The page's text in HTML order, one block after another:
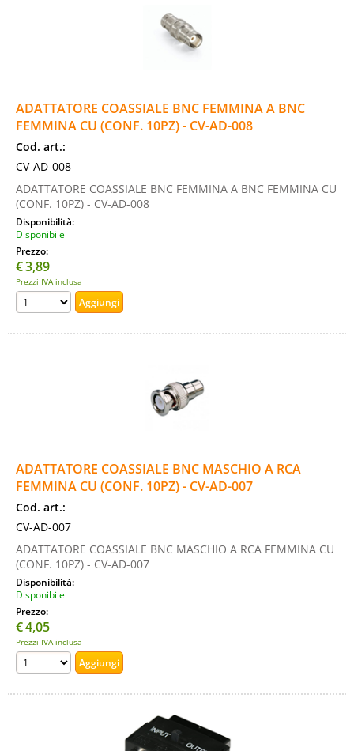
ADATTATORE COASSIALE BNC FEMMINA A BNC
FEMMINA CU (CONF. 10PZ) - CV-AD-008
Cod. art.:
CV-AD-008
ADATTATORE COASSIALE BNC FEMMINA A BNC FEMMINA CU
(CONF. 10PZ) - CV-AD-008
Disponibilità:
Disponibile
Prezzo:
€3,89
Prezzi IVA inclusa
ADATTATORE COASSIALE BNC MASCHIO A RCA
FEMMINA CU (CONF. 10PZ) - CV-AD-007
Cod. art.:
CV-AD-007
ADATTATORE COASSIALE BNC MASCHIO A RCA FEMMINA CU
(CONF. 10PZ) - CV-AD-007
Disponibilità:
Disponibile
Prezzo:
€4,05
Prezzi IVA inclusa